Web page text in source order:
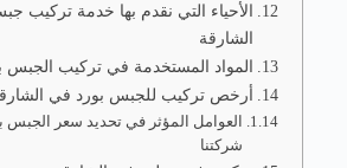
الأحياء التي نقدم بها خدمة تركيب
الشارقة
المواد المستخدمة في تركيب الجبس
أرخص تركيب للجبس بورد في
العوامل المؤثر في تحديد سعر الجبس
شركتنا